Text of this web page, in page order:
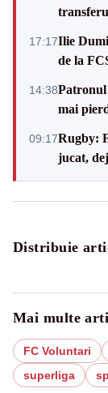
17:17Ilie
de la
14:38Patronul
mai
09:17Rugby:
jucat,
Distribuie
Mai multe
FC Voluntari
superliga